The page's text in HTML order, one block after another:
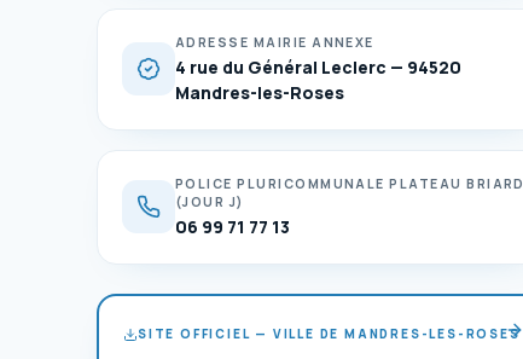
ADRESSE MAIRIE ANNEXE
4 rue du Général Leclerc — 94520
Mandres-les-Roses
POLICE PLURICOMMUNALE PLATEAU BRIARD
(JOUR J)
06 99 71 77 13
SITE OFFICIEL — VILLE DE MANDRES-LES-ROSES